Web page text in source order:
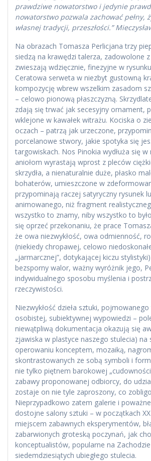
prawdziwe nowatorstwo i jedynie
nowatorstwo pozwala zachować pełny,
własnej tradycji, przeszłości.”
Na obrazach Tomasza Perlicjana trzy
siedzą na krawędzi talerza, zadowolone
zwieszają wdzięcznie, finezyjne w
Ceratowa serweta w niezbyt gustowną
kompozycję wbrew wszelkim zasadom
– celowo pionową płaszczyzną.
zdają się trwać jak secesyjny ornament,
wklejone w kawałek witrażu. Kociska o
oczach – patrzą jak urzeczone,
porcelanowe stwory, jakie spotyka się
targowiskach. Nos Pinokia wydłuża się
aniołom wyrastają wprost z pleców
skrzydła, a nienaturalnie duże, płasko
bohaterów, umieszczone w
przypominają raczej satyryczny rysunek
animowanego, niż fragment
wszystko to znamy, niby wszystko to
się oprzeć przekonaniu, że prace
że owa niezwykłość, owa odmienność,
(niekiedy chropawej, celowo
„jarmarcznej”, dotykającej kiczu
bezsporny walor, ważny wyróżnik jego,
indywidualnego sposobu myślenia i
rzeczywistości.
Niezwykłość dzieła sztuki,
osobistej, subiektywnej wypowiedzi –
niewątpliwą dokumentacja okazują się
zjawiska w plastyce naszego stulecia) na
operowaniu konceptem, mozaiką,
skontrastowanych ze sobą symboli i
nie tylko piętnem barokowej
zabawy proponowanej odbiorcy, do
zostaje on nie tyle zaproszony, co
Nieprzypadkowo zatem galerie i
dostojne salony sztuki – w początkach
miejscem zabawnych eksperymentów,
zabarwionych groteską poczynań, jak
konceptualistów, popularne na
siedemdziesiątych ubiegłego stulecia.